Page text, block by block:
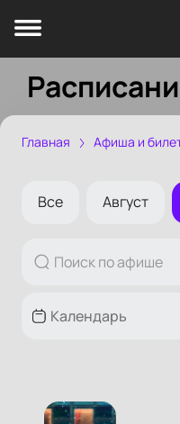
Главная Афиша и
Все Август